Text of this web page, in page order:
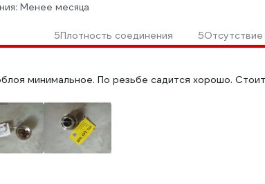
Менее месяца
5Плотность соединения 5
минимальное. По резьбе садится хорошо.